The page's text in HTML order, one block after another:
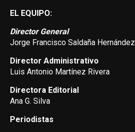
EL EQUIPO:
Director General
Jorge Francisco Saldaña Hernández
Director Administrativo
Luis Antonio Martínez Rivera
Directora Editorial
Ana G. Silva
Periodistas